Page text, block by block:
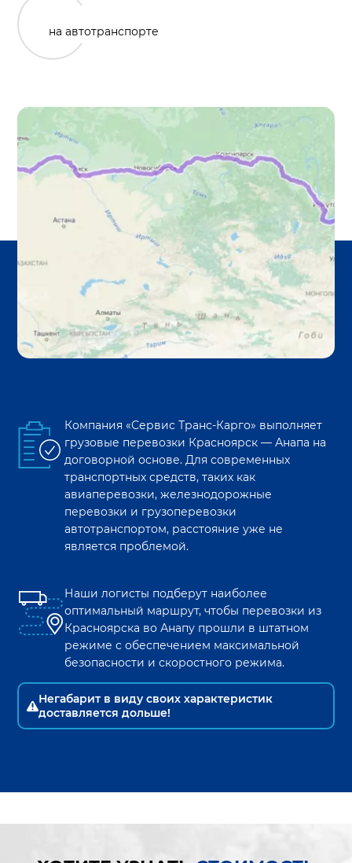
на автотранспорте
Компания «Сервис Транс-Карго» выполняет
грузовые перевозки Красноярск —Анапа на
договорной основе. Для современных
транспортных средств, таких как
авиаперевозки, железнодорожные
перевозки и грузоперевозки
автотранспортом, расстояние уже не
является проблемой.
Наши логисты подберут наиболее
оптимальный маршрут, чтобы перевозки из
Красноярска воАнапу прошли в штатном
режиме с обеспечением максимальной
безопасности и скоростного режима.
Негабарит в виду своих характеристик
доставляется дольше!